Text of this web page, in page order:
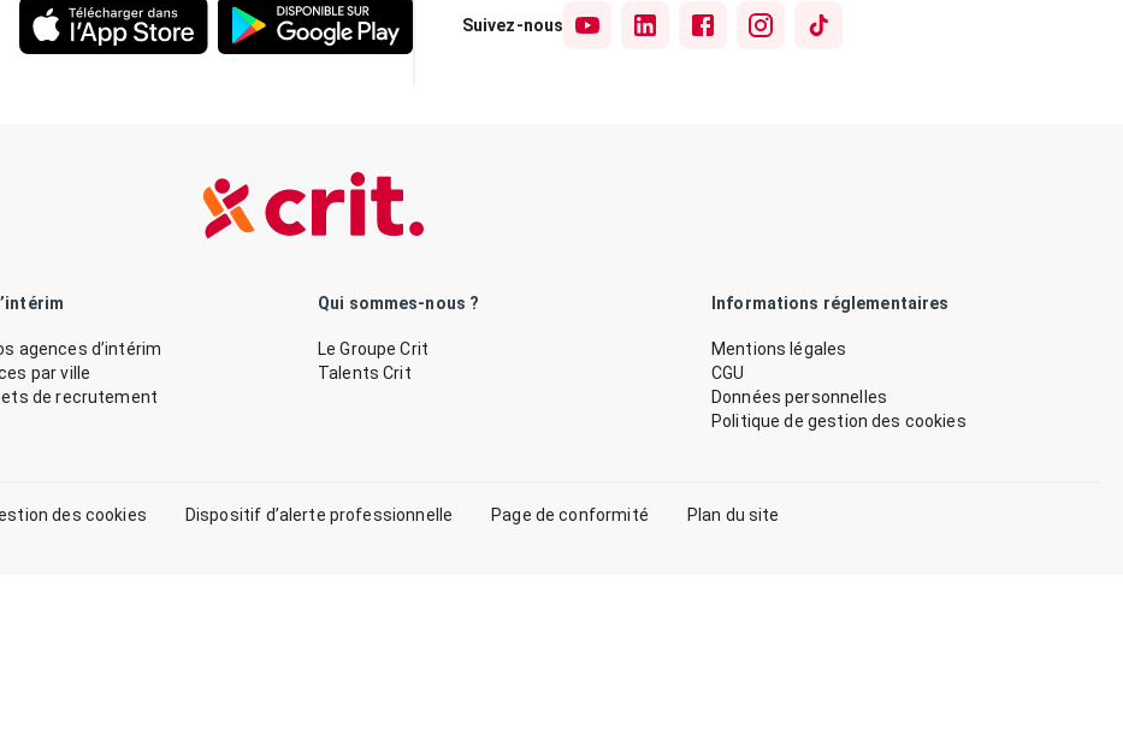
Suivez-nous
agences d’intérim
par ville
de recrutement
Qui sommes-nous ?
Le Groupe Crit
Talents Crit
Informations réglementaires
Mentions légales
CGU
Données personnelles
Politique de gestion des cookies
des cookies Dispositif d’alerte professionnelle Page de conformité Plan du site